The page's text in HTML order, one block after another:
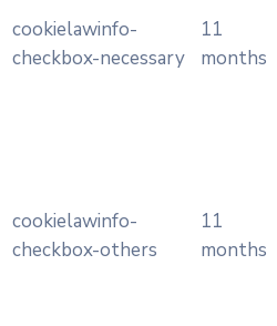
cookielawinfo-
checkbox-necessary
11
months
cookielawinfo-
checkbox-others
11
months